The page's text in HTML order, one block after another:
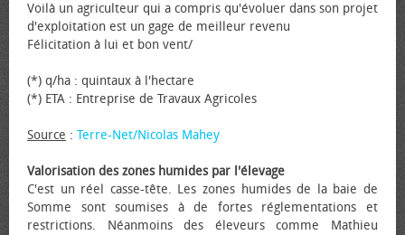
Voilà un agriculteur qui a compris qu'évoluer dans son projet
d'exploitation est un gage de meilleur revenu
Félicitation à lui et bon vent/
(*) q/ha : quintaux à l'hectare
(*) ETA : Entreprise de Travaux Agricoles
Source : Terre-Net/Nicolas Mahey
Valorisation des zones humides par l'élevage
C'est un réel casse-tête. Les zones humides de la baie de
Somme sont soumises à de fortes réglementations et
restrictions. Néanmoins des éleveurs comme Mathieu